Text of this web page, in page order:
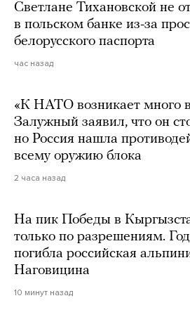
Светлане Тихановской не
в польском банке из-за
белорусского паспорта
час назад
«К НАТО возникает много
Залужный заявил, что он
но Россия нашла
всему оружию блока
2 часа назад
На пик Победы в
только по разрешениям.
погибла российская
Наговицина
10 минут назад